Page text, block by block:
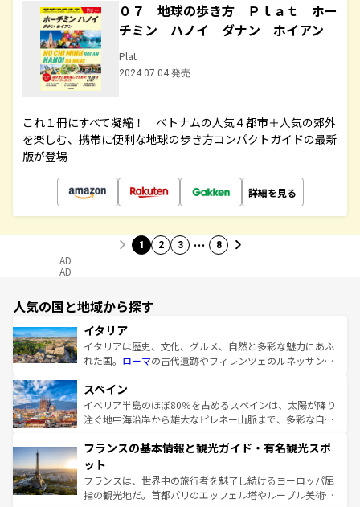
０７ 地球の歩き方 Ｐｌａｔ ホー
チミン ハノイ ダナン ホイアン
Plat
2024.07.04 発売
これ１冊にすべて凝縮！ ベトナムの人気４都市＋人気の郊外
を楽しむ、携帯に便利な地球の歩き方コンパクトガイドの最新
版が登場
詳細を見る
1 2 3 … 8
AD
AD
人気の国と地域から探す
イタリア
イタリアは歴史、文化、グルメ、自然と多彩な魅力にあふ
れた国。 ローマの古代遺跡やフィレンツェのルネッサンス
ろん、トスカーナの美しい田園風景やアマルフィ海岸の絶
景など、自然景観も見逃せない。観光の合間には、本場の
ピザやパスタなど、絶品のイタリア料理を堪能することも
ませてくれるイタリアで、忘れられない旅をしてみよう！
なお、新着のイタリア情報は
しい。
スペイン
イベリア半島のほぼ80％を占めるスペインは、太陽が降り
注ぐ地中海沿岸から雄大なピレネー山脈まで、多彩な自然
文化が根付くこの国では、情熱的なフラメンコ、熱気あふ
れる闘牛、そして美味しいタパスが生活の一部となってい
る。首都マドリードの洗練された雰囲気や、バルセロナの
アートに溢れた街角から、地方では古代ローマ遺跡や中世
フランスの基本情報と観光ガイド・有名観光スポ
ット
フランスは、世界中の旅行者を魅了し続けるヨーロッパ屈
指の観光地だ。首都パリのエッフェル塔やルーブル美術館